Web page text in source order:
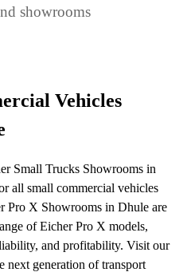
showrooms
Vehicles
Small Trucks Showrooms in
all small commercial vehicles
Pro X Showrooms in Dhule are
of Eicher Pro X models,
and profitability. Visit our
next generation of transport